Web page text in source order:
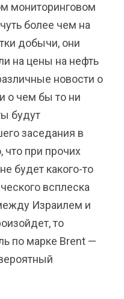
мониторинговом
более чем на
добычи, они
на цены на нефть
новости о
о чем бы то ни
будут
заседания в
что при прочих
будет какого-то
всплеска
Израилем и
то
по марке Brent —